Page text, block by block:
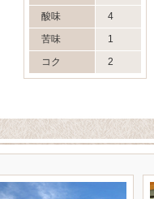
酸味
4
苦味
1
コク
2